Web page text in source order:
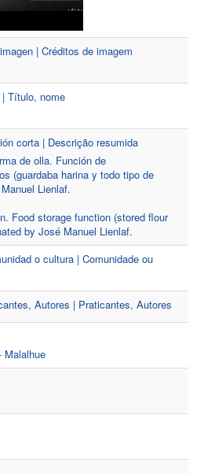
| Créditos de imagem
Título, nome
corta | Descrição resumida
de olla. Función de
(guardaba harina y todo tipo de
Lienlaf.
Food storage function (stored flour
by José Manuel Lienlaf.
o cultura | Comunidade ou
Autores | Praticantes, Autores
Malalhue